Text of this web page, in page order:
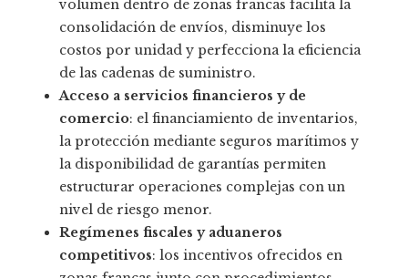
volumen dentro de zonas francas facilita la
consolidación de envíos, disminuye los
costos por unidad y perfecciona la eficiencia
de las cadenas de suministro.
Acceso a servicios financieros y de
comercio: el financiamiento de inventarios,
la protección mediante seguros marítimos y
la disponibilidad de garantías permiten
estructurar operaciones complejas con un
nivel de riesgo menor.
Regímenes fiscales y aduaneros
competitivos: los incentivos ofrecidos en